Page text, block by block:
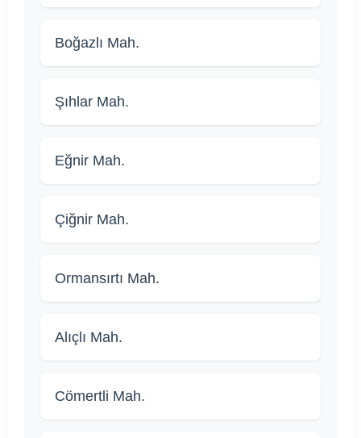
Boğazlı Mah.
Şıhlar Mah.
Eğnir Mah.
Çiğnir Mah.
Ormansırtı Mah.
Alıçlı Mah.
Cömertli Mah.